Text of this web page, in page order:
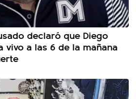
declaró que Diego
vivo a las 6 de la mañana